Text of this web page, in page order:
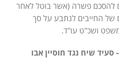
להסכם פשרה (אשר בוטל לאחר
של החייבים לנתבע על סך
סעש (חיפה) 43421-11-19- סעיד שיח נגד חוסיין אבו